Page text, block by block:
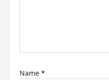
n
Name *